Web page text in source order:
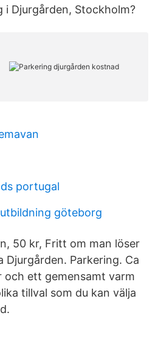
i Djurgården, Stockholm?
portugal
göteborg
50 kr, Fritt om man löser
Parkering. Ca
och ett gemensamt varm
tillval som du kan välja